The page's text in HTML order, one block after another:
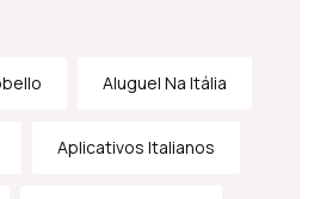
Aluguel Na Itália
Aplicativos Italianos